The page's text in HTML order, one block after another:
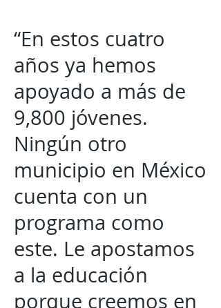
“En estos cuatro
años ya hemos
apoyado a más de
9,800 jóvenes.
Ningún otro
municipio en México
cuenta con un
programa como
este. Le apostamos
a la educación
porque creemos en